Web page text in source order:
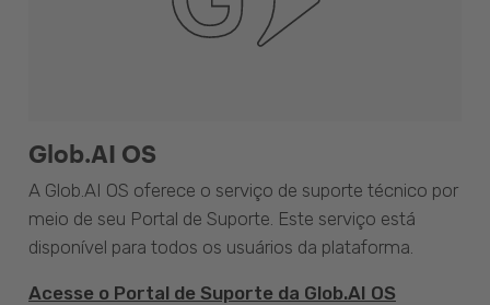
Glob.AI OS
A Glob.AI OS oferece o serviço de suporte técnico por
meio de seu Portal de Suporte. Este serviço está
disponível para todos os usuários da plataforma.
Acesse o Portal de Suporte da Glob.AI OS